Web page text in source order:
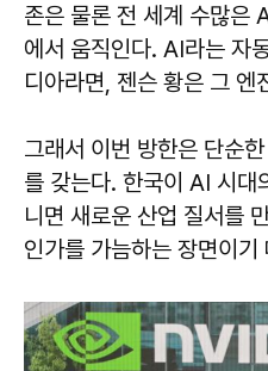
존은 물론 전 세계 수많은
에서 움직인다. AI라는 자
디아라면, 젠슨 황은 그 엔
그래서 이번 방한은 단순
를 갖는다. 한국이 AI 시대
니면 새로운 산업 질서를
인가를 가늠하는 장면이기